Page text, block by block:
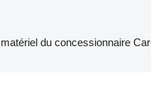
du concessionnaire